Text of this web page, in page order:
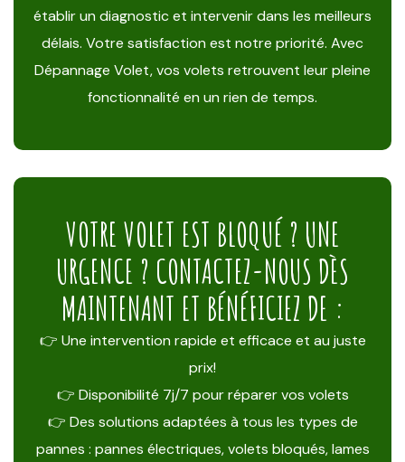
établir un diagnostic et intervenir dans les meilleurs
délais. Votre satisfaction est notre priorité. Avec
Dépannage Volet, vos volets retrouvent leur pleine
fonctionnalité en un rien de temps.
VOTRE VOLET EST BLOQUÉ ? UNE
URGENCE ? CONTACTEZ-NOUS DÈS
MAINTENANT ET BÉNÉFICIEZ DE :
👉 Une intervention rapide et efficace et au juste
prix!
👉 Disponibilité 7j/7 pour réparer vos volets
👉 Des solutions adaptées à tous les types de
pannes : pannes électriques, volets bloqués, lames